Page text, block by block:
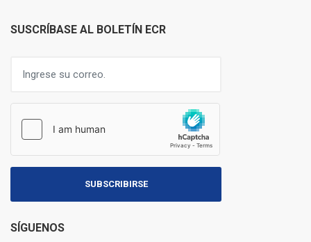
SUSCRÍBASE AL BOLETÍN ECR
SUBSCRIBIRSE
SÍGUENOS